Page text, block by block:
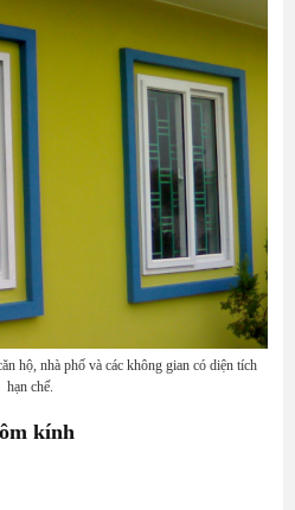
hộ, nhà phố và các không gian có diện tích
hạn chế.
kính